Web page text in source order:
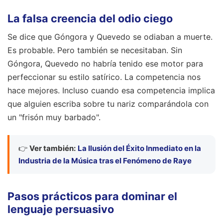
La falsa creencia del odio ciego
Se dice que Góngora y Quevedo se odiaban a muerte.
Es probable. Pero también se necesitaban. Sin
Góngora, Quevedo no habría tenido ese motor para
perfeccionar su estilo satírico. La competencia nos
hace mejores. Incluso cuando esa competencia implica
que alguien escriba sobre tu nariz comparándola con
un "frisón muy barbado".
👉 Ver también: La Ilusión del Éxito Inmediato en la
Industria de la Música tras el Fenómeno de Raye
Pasos prácticos para dominar el
lenguaje persuasivo